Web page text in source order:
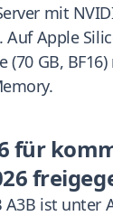
mit
Auf Apple
(70 GB,
für
A3B ist unter